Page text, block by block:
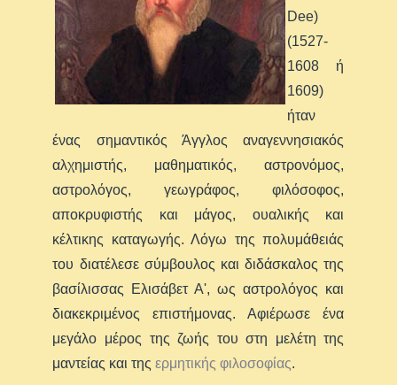
Dee)
(1527-
1608 ή
1609)
ήταν
ένας σημαντικός Άγγλος αναγεννησιακός
αλχημιστής, μαθηματικός, αστρονόμος,
αστρολόγος, γεωγράφος, φιλόσοφος,
αποκρυφιστής και μάγος, ουαλικής και
κέλτικης καταγωγής. Λόγω της πολυμάθειάς
του διατέλεσε σύμβουλος και διδάσκαλος της
βασίλισσας Ελισάβετ Α', ως αστρολόγος και
διακεκριμένος επιστήμονας. Αφιέρωσε ένα
μεγάλο μέρος της ζωής του στη μελέτη της
μαντείας και τηςερμητικής φιλοσοφίας.